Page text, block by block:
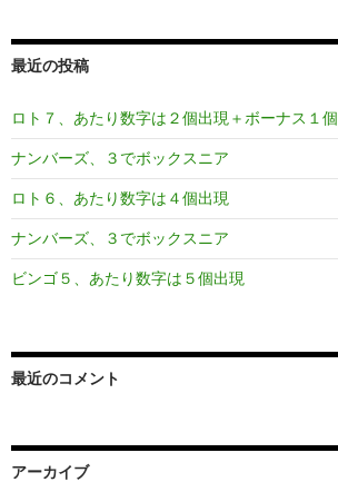
最近の投稿
ロト７、あたり数字は２個出現＋ボーナス１個
ナンバーズ、３でボックスニア
ロト６、あたり数字は４個出現
ナンバーズ、３でボックスニア
ビンゴ５、あたり数字は５個出現
最近のコメント
アーカイブ